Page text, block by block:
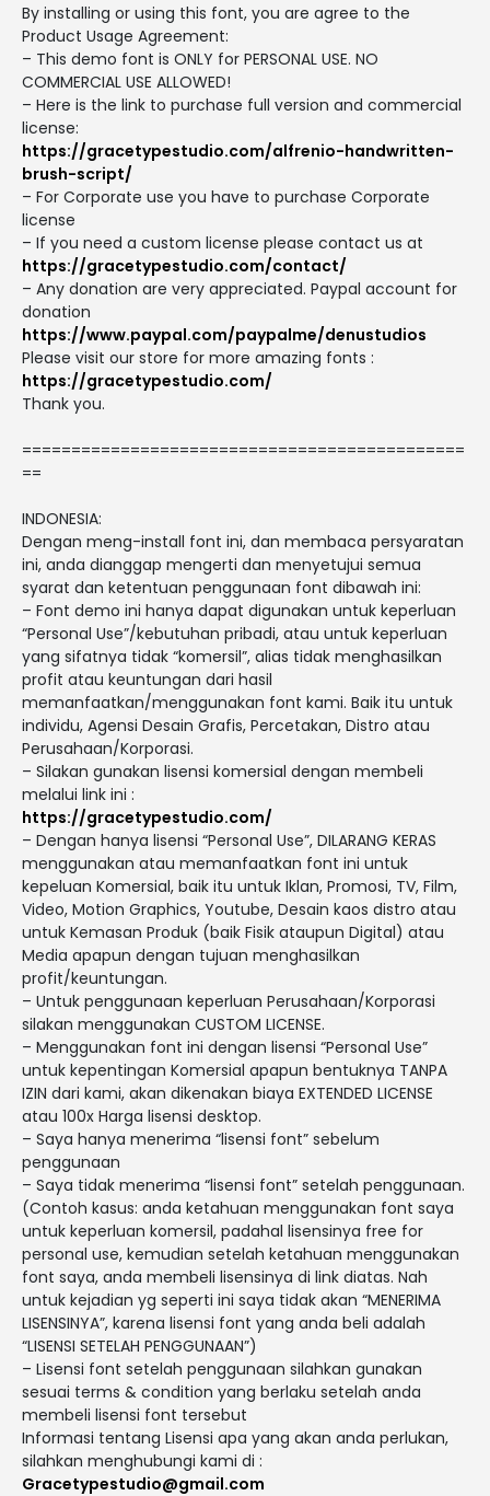
By installing or using this font, you are agree to the
Product Usage Agreement:
– This demo font is ONLY for PERSONAL USE. NO
COMMERCIAL USE ALLOWED!
– Here is the link to purchase full version and commercial
license:
https://gracetypestudio.com/alfrenio-handwritten-
brush-script/
– For Corporate use you have to purchase Corporate
license
– If you need a custom license please contact us at
https://gracetypestudio.com/contact/
– Any donation are very appreciated. Paypal account for
donation
https://www.paypal.com/paypalme/denustudios
Please visit our store for more amazing fonts :
https://gracetypestudio.com/
Thank you.
=============================================
==
INDONESIA:
Dengan meng-install font ini, dan membaca persyaratan
ini, anda dianggap mengerti dan menyetujui semua
syarat dan ketentuan penggunaan font dibawah ini:
– Font demo ini hanya dapat digunakan untuk keperluan
“Personal Use”/kebutuhan pribadi, atau untuk keperluan
yang sifatnya tidak “komersil”, alias tidak menghasilkan
profit atau keuntungan dari hasil
memanfaatkan/menggunakan font kami. Baik itu untuk
individu, Agensi Desain Grafis, Percetakan, Distro atau
Perusahaan/Korporasi.
– Silakan gunakan lisensi komersial dengan membeli
melalui link ini :
https://gracetypestudio.com/
– Dengan hanya lisensi “Personal Use”, DILARANG KERAS
menggunakan atau memanfaatkan font ini untuk
kepeluan Komersial, baik itu untuk Iklan, Promosi, TV, Film,
Video, Motion Graphics, Youtube, Desain kaos distro atau
untuk Kemasan Produk (baik Fisik ataupun Digital) atau
Media apapun dengan tujuan menghasilkan
profit/keuntungan.
– Untuk penggunaan keperluan Perusahaan/Korporasi
silakan menggunakan CUSTOM LICENSE.
– Menggunakan font ini dengan lisensi “Personal Use”
untuk kepentingan Komersial apapun bentuknya TANPA
IZIN dari kami, akan dikenakan biaya EXTENDED LICENSE
atau 100x Harga lisensi desktop.
– Saya hanya menerima “lisensi font” sebelum
penggunaan
– Saya tidak menerima “lisensi font” setelah penggunaan.
(Contoh kasus: anda ketahuan menggunakan font saya
untuk keperluan komersil, padahal lisensinya free for
personal use, kemudian setelah ketahuan menggunakan
font saya, anda membeli lisensinya di link diatas. Nah
untuk kejadian yg seperti ini saya tidak akan “MENERIMA
LISENSINYA”, karena lisensi font yang anda beli adalah
“LISENSI SETELAH PENGGUNAAN”)
– Lisensi font setelah penggunaan silahkan gunakan
sesuai terms & condition yang berlaku setelah anda
membeli lisensi font tersebut
Informasi tentang Lisensi apa yang akan anda perlukan,
silahkan menghubungi kami di :
Gracetypestudio@gmail.com